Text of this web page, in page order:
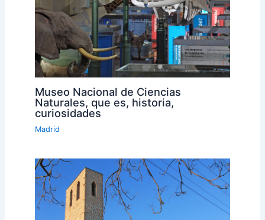
Museo Nacional de Ciencias
Naturales, que es, historia,
curiosidades
Madrid